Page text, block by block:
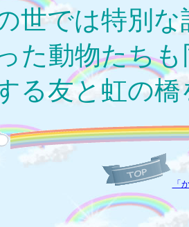
世では特別
た動物たちも
る友と虹の
「